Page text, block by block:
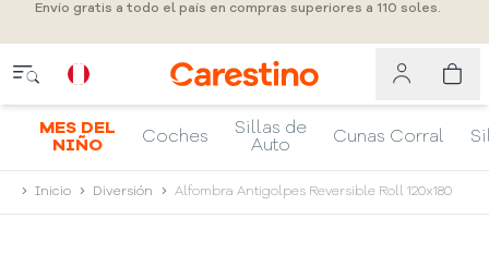
Envío gratis a todo el país en compras superiores a 110 soles.
MES DEL
NIÑO
Coches
Sillas de
Auto
Cunas Corral
Inicio Diversión Alfombra Antigolpes Reversible Roll 120x180